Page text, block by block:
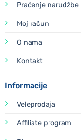
Praćenje narudžbe
Moj račun
O nama
Kontakt
Informacije
Veleprodaja
Affiliate program